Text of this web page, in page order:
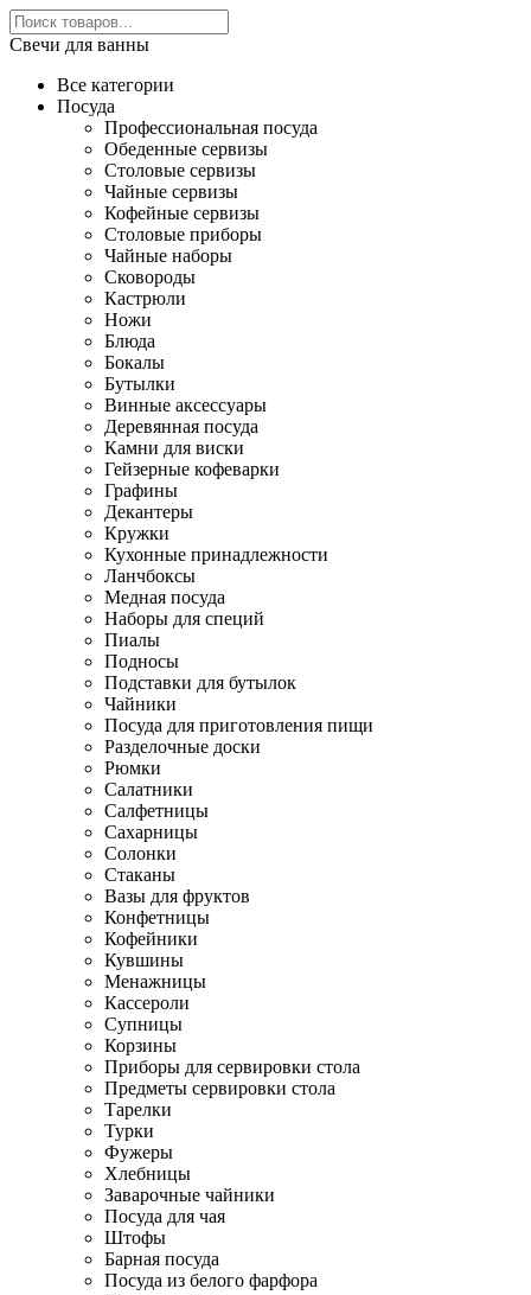
Свечи для ванны
Все категории
Посуда
Профессиональная посуда
Обеденные сервизы
Столовые сервизы
Чайные сервизы
Кофейные сервизы
Столовые приборы
Чайные наборы
Сковороды
Кастрюли
Ножи
Блюда
Бокалы
Бутылки
Винные аксессуары
Деревянная посуда
Камни для виски
Гейзерные кофеварки
Графины
Декантеры
Кружки
Кухонные принадлежности
Ланчбоксы
Медная посуда
Наборы для специй
Пиалы
Подносы
Подставки для бутылок
Чайники
Посуда для приготовления пищи
Разделочные доски
Рюмки
Салатники
Салфетницы
Сахарницы
Солонки
Стаканы
Вазы для фруктов
Конфетницы
Кофейники
Кувшины
Менажницы
Кассероли
Супницы
Корзины
Приборы для сервировки стола
Предметы сервировки стола
Тарелки
Турки
Фужеры
Хлебницы
Заварочные чайники
Посуда для чая
Штофы
Барная посуда
Посуда из белого фарфора